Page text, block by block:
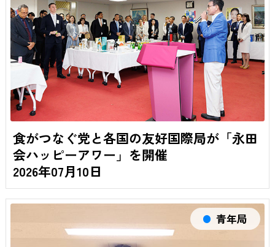
食がつなぐ党と各国の友好国際局が「永田
会ハッピーアワー」を開催
2026年07月10日
青年局